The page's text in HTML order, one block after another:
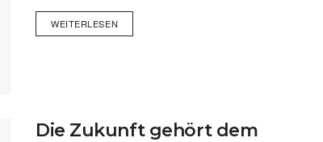
WEITERLESEN
Die Zukunft gehört dem